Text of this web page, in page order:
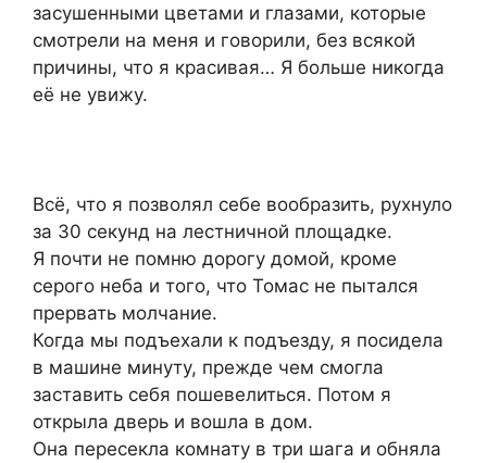
засушенными цветами и глазами, которые
смотрели на меня и говорили, без всякой
причины, что я красивая… Я больше никогда
её не увижу.
Всё, что я позволял себе вообразить, рухнуло
за 30 секунд на лестничной площадке.
Я почти не помню дорогу домой, кроме
серого неба и того, что Томас не пытался
прервать молчание.
Когда мы подъехали к подъезду, я посидела
в машине минуту, прежде чем смогла
заставить себя пошевелиться. Потом я
открыла дверь и вошла в дом.
Она пересекла комнату в три шага и обняла